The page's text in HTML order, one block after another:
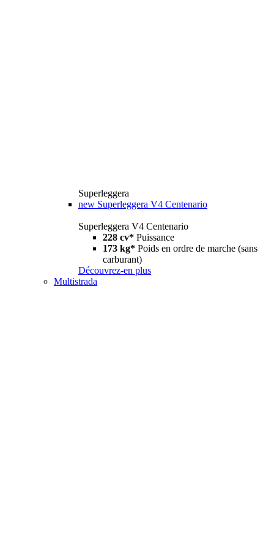
Superleggera
new Superleggera V4 Centenario
Superleggera V4 Centenario
228 cv* Puissance
173 kg* Poids en ordre de marche (sans
carburant)
Découvrez-en plus
Multistrada